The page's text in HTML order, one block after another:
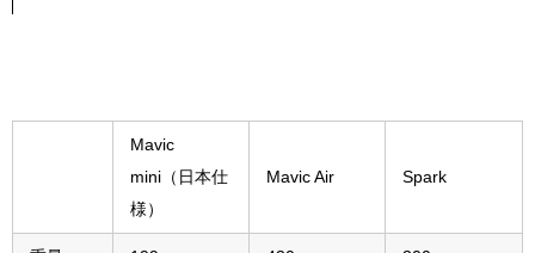
Mavic
mini（日本仕
様）
Mavic Air Spark